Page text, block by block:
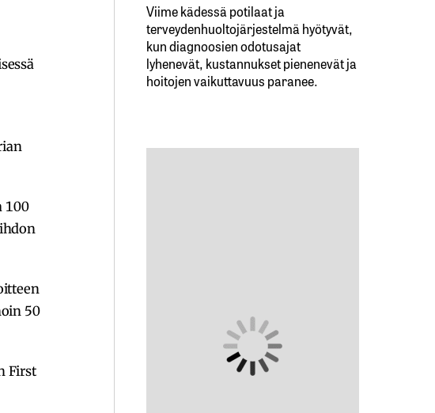
100
50
First
Viime kädessä potilaat ja
terveydenhuoltojärjestelmä hyötyvät,
kun diagnoosien odotusajat
lyhenevät, kustannukset pienenevät ja
hoitojen vaikuttavuus paranee.